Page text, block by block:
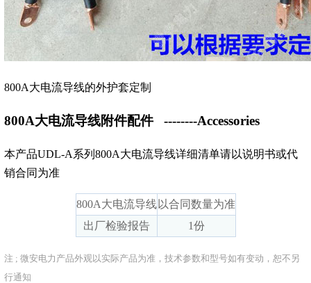
800A大电流导线的外护套定制
800A大电流导线附件配件 --------Accessories
本产品UDL-A系列800A大电流导线详细清单请以说明书或代
销合同为准
800A大电流导线 以合同数量为准
出厂检验报告
1份
注 ; 微安电力产品外观以实际产品为准，技术参数和型号如有变动，恕不另
行通知